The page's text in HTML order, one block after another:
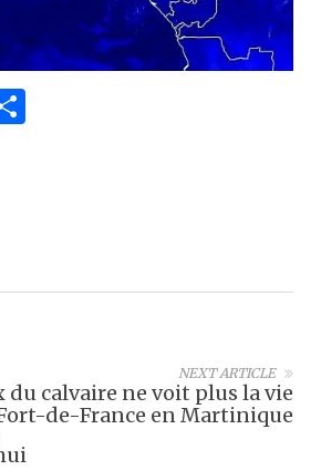
NEXT ARTICLE
du calvaire ne voit plus la vie
de-France en Martinique